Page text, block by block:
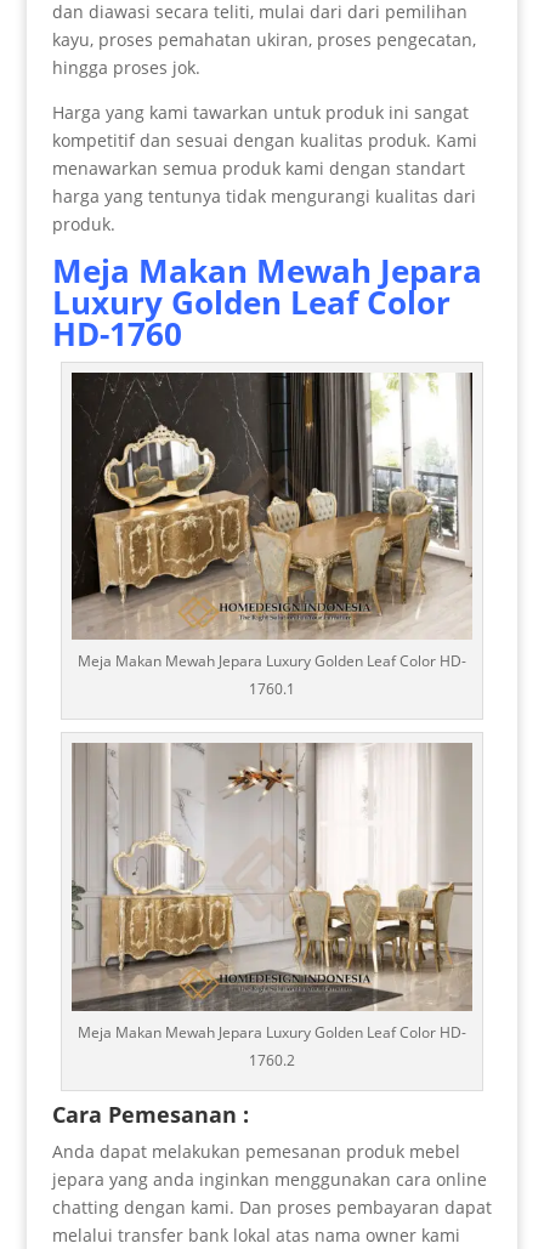
dan diawasi secara teliti, mulai dari dari pemilihan
kayu, proses pemahatan ukiran, proses pengecatan,
hingga proses jok.
Harga yang kami tawarkan untuk produk ini sangat
kompetitif dan sesuai dengan kualitas produk. Kami
menawarkan semua produk kami dengan standart
harga yang tentunya tidak mengurangi kualitas dari
produk.
Meja Makan Mewah Jepara
Luxury Golden Leaf Color
HD-1760
Meja Makan Mewah Jepara Luxury Golden Leaf Color HD-
1760.1
Meja Makan Mewah Jepara Luxury Golden Leaf Color HD-
1760.2
Cara Pemesanan :
Anda dapat melakukan pemesanan produk mebel
jepara yang anda inginkan menggunakan cara online
chatting dengan kami. Dan proses pembayaran dapat
melalui transfer bank lokal atas nama owner kami